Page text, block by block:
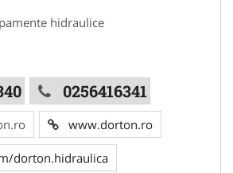
hidraulice
0256416341
www.dorton.ro
dorton.hidraulica